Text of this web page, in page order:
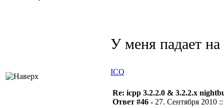
У меня падает
ICQ
Re: icpp 3.2.2.0 & 3.2.2.x
Ответ #46 - 27. Сентября 2010